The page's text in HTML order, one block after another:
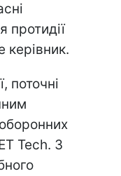
протидії
поточні
Tech. З